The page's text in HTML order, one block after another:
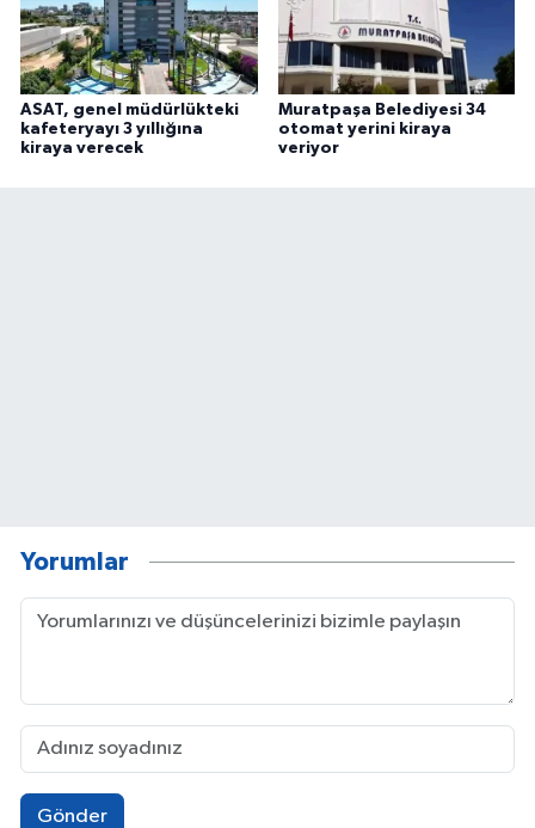
ASAT, genel müdürlükteki
kafeteryayı 3 yıllığına
kiraya verecek
Muratpaşa Belediyesi 34
otomat yerini kiraya
veriyor
Yorumlar
Gönder